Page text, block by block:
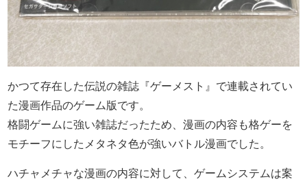
かつて存在した伝説の雑誌『ゲーメスト』で連載されてい
た漫画作品のゲーム版です。
格闘ゲームに強い雑誌だったため、漫画の内容も格ゲーを
モチーフにしたメタネタ色が強いバトル漫画でした。
ハチャメチャな漫画の内容に対して、ゲームシステムは案